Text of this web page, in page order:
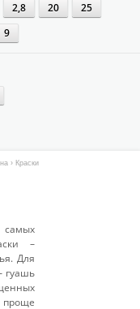
2,8 20
25
9
› Краски
самых
–
Для
гуашь
проще